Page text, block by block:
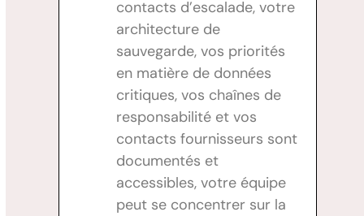
contacts d’escalade, votre
architecture de
sauvegarde, vos priorités
en matière de données
critiques, vos chaînes de
responsabilité et vos
contacts fournisseurs sont
documentés et
accessibles, votre équipe
peut se concentrer sur la